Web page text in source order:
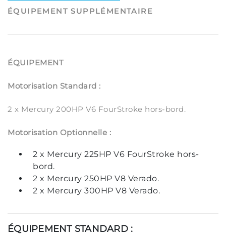
ÉQUIPEMENT SUPPLÉMENTAIRE
ÉQUIPEMENT
Motorisation Standard :
2 x Mercury 200HP V6 FourStroke hors-bord.
Motorisation Optionnelle :
2 x Mercury 225HP V6 FourStroke hors-
bord.
2 x Mercury 250HP V8 Verado.
2 x Mercury 300HP V8 Verado.
ÉQUIPEMENT STANDARD :